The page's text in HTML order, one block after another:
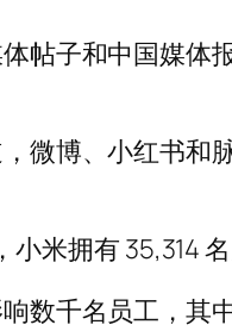
帖子和中国媒体
微博、小红书和
米拥有 35,314
数千名员工，其